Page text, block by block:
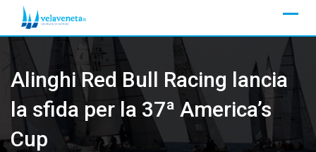
content
Alinghi Red Bull Racing lancia
la sfida per la 37ª America’s
Cup